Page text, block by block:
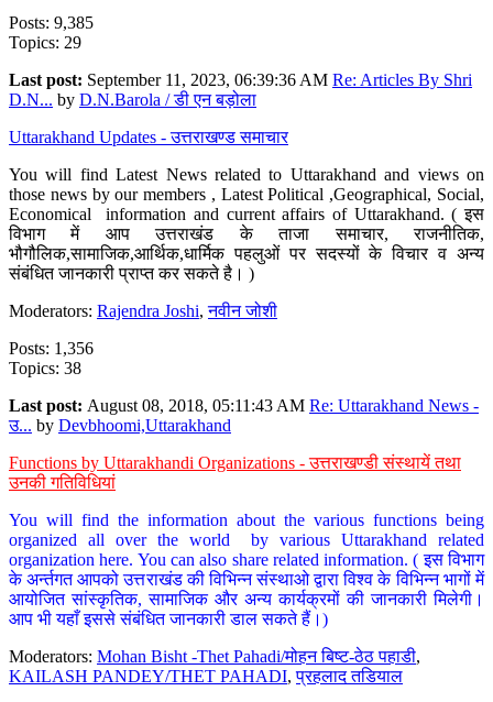
Posts: 9,385
Topics: 29
Last post: September 11, 2023, 06:39:36 AM Re: Articles By Shri
D.N... by D.N.Barola / डी एन बड़ोला
Uttarakhand Updates - उत्तराखण्ड समाचार
You will find Latest News related to Uttarakhand and views on
those news by our members , Latest Political ,Geographical, Social,
Economical information and current affairs of Uttarakhand. ( इस
विभाग में आप उत्तराखंड के ताजा समाचार, राजनीतिक,
भौगौलिक,सामाजिक,आर्थिक,धार्मिक पहलुओं पर सदस्यों के विचार व अन्य
संबंधित जानकारी प्राप्त कर सकते है। )
Moderators: Rajendra Joshi,नवीन जोशी
Posts: 1,356
Topics: 38
Last post: August 08, 2018, 05:11:43 AM Re: Uttarakhand News -
उ... by Devbhoomi,Uttarakhand
Functions by Uttarakhandi Organizations - उत्तराखण्डी संस्थायें तथा
उनकी गतिविधियां
You will find the information about the various functions being
organized all over the world by various Uttarakhand related
organization here. You can also share related information. ( इस विभाग
के अर्न्तगत आपको उत्तराखंड की विभिन्न संस्थाओ द्वारा विश्व के विभिन्न भागों में
आयोजित सांस्कृतिक, सामाजिक और अन्य कार्यक्रमों की जानकारी मिलेगी।
आप भी यहाँ इससे संबंधित जानकारी डाल सकते हैं।)
Moderators: Mohan Bisht -Thet Pahadi/मोहन बिष्ट-ठेठ पहाडी,
KAILASH PANDEY/THET PAHADI,प्रहलाद तडियाल